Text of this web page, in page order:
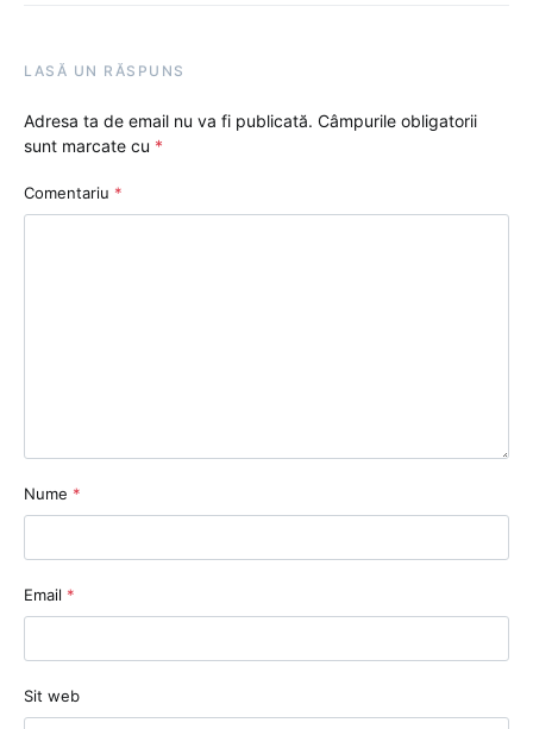
LASĂ UN RĂSPUNS
Adresa ta de email nu va fi publicată. Câmpurile obligatorii
sunt marcate cu *
Comentariu *
Nume *
Email *
Sit web